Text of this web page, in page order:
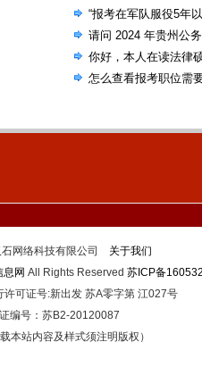
选的机会，国考省考
“报考在军队服役5年
请问 2024 年贵州公
考试大纲吗？
你好，本人在读法律
公告，里面有些专业
怎么查看报考职位需
石网络科技有限公司
关于我们
息网 All Rights Reserved 苏ICP备
许可证号:新出发 苏A零字第 江027号
编号：苏B2-20120087
本站内容及样式须注明版权）